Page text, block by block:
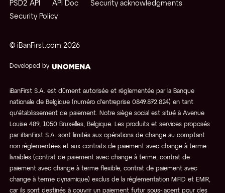
© iBanFirst.com 2026
Developed by
PSD2 API
API Doc
Security acknowledgments
Security Policy
iBanFirst S.A. est dûment autorisée et réglementée par la Banque
nationale de Belgique (numéro d’entreprise 0849.872.824) en tant
qu'établissement de paiement. Notre siège social est situé à Avenue
Louise 489, 1050 Bruxelles, Belgique. Les produits et services proposés
par iBanFirst S.A. sont limités aux opérations de change au comptant
non réglementées et aux contrats de paiement avec change à terme
livrables (contrat de paiement avec change à terme, contrat de
paiement avec change à terme flexible, contrat de paiement avec
change à terme dynamique) exclus de la réglementation MiFID et EMIR,
car ils sont destinés à couvrir un paiement futur sous-jacent pour des